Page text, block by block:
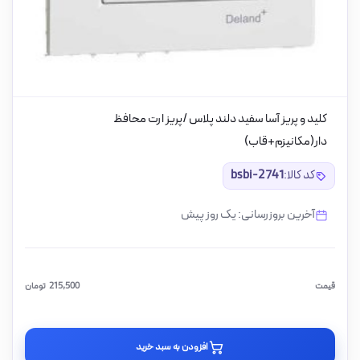
کلید و پریز آسا سفید دلند پلاس /پریز ارت محافظ
دار(مکانیزم+قاب)
کد کالا:bsbi-2741
آخرین بروزرسانی: یک روز پیش
قیمت تومان 215,500
افزودن به سبد خرید